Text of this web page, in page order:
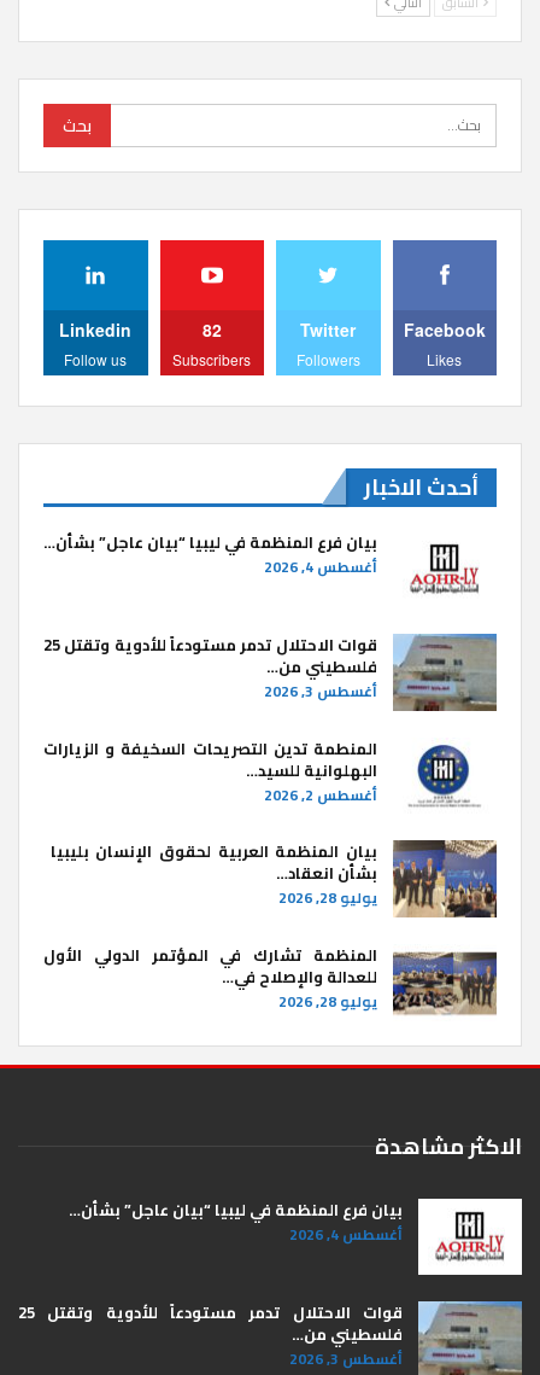
Facebook
Likes
Twitter
Followers
82
Subscribers
Linkedin
Follow us
أحدث الاخبار
بيان فرع المنظمة في ليبيا “بيان عاجل” بشأن…
أغسطس 4, 2026
قوات الاحتلال تدمر مستودعاً للأدوية وتقتل 25
فلسطيني من…
أغسطس 3, 2026
المنطمة تدين التصريحات السخيفة و الزيارات
البهلوانية للسيد…
أغسطس 2, 2026
بيان المنظمة العربية لحقوق الإنسان بليبيا ​
بشأن انعقاد…
يوليو 28, 2026
المنظمة تشارك في المؤتمر الدولي الأول
للعدالة والإصلاح في…
يوليو 28, 2026
الاكثر مشاهدة
بيان فرع المنظمة في ليبيا “بيان عاجل” بشأن…
أغسطس 4, 2026
قوات الاحتلال تدمر مستودعاً للأدوية وتقتل 25
فلسطيني من…
أغسطس 3, 2026